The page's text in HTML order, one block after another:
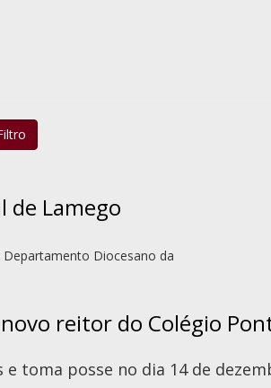
de Lamego
Diocesano da
reitor do Colégio
e toma posse no dia 14 de